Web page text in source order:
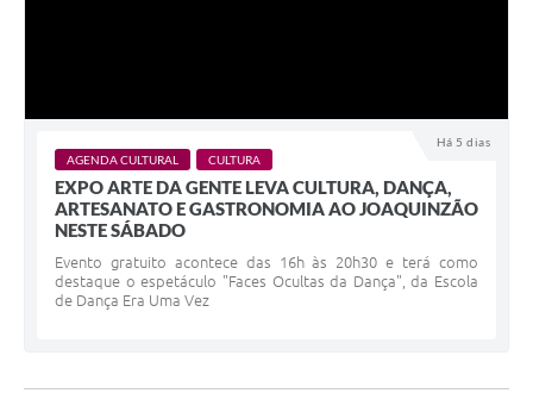
Há 5 dias
AGENDA CULTURAL CULTURA
EXPO ARTE DA GENTE LEVA CULTURA, DANÇA,
ARTESANATO E GASTRONOMIA AO JOAQUINZÃO
NESTE SÁBADO
Evento gratuito acontece das 16h às 20h30 e terá como
destaque o espetáculo "Faces Ocultas da Dança", da Escola
de Dança Era Uma Vez